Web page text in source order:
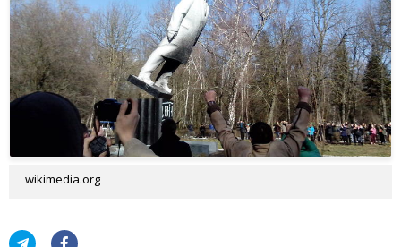
wikimedia.org